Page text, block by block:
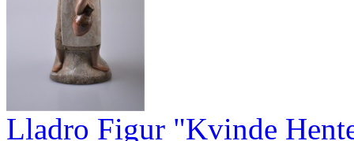
Lladro Figur "Kvinde